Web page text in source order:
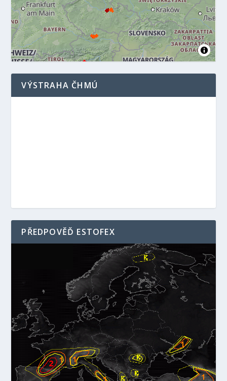
VÝSTRAHA ČHMÚ
PŘEDPOVĚĎ ESTOFEX